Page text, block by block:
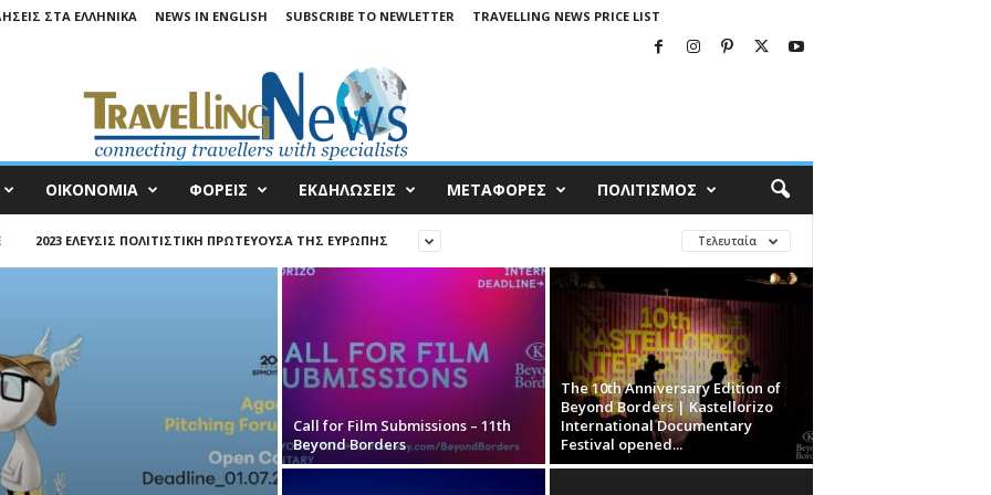
ΣΤΑ ΕΛΛΗΝΙΚΆ NEWS IN ENGLISH SUBSCRIBE TO NEWLETTER TRAVELLING NEWS PRICE LIST
ΟΙΚΟΝΟΜΙΑ ΦΟΡΕΙΣ ΕΚΔΗΛΩΣΕΙΣ ΜΕΤΑΦΟΡΕΣ ΠΟΛΙΤΙΣΜΟΣ
2023 ΕΛΕΥΣΊΣ ΠΟΛΙΤΙΣΤΙΚΉ ΠΡΩΤΕΎΟΥΣΑ ΤΗΣ ΕΥΡΏΠΗΣ Τελευταία
Call for Film Submissions – 11th
Beyond Borders
The 10th Anniversary Edition of
Beyond Borders | Kastellorizo
International Documentary
Festival opened...